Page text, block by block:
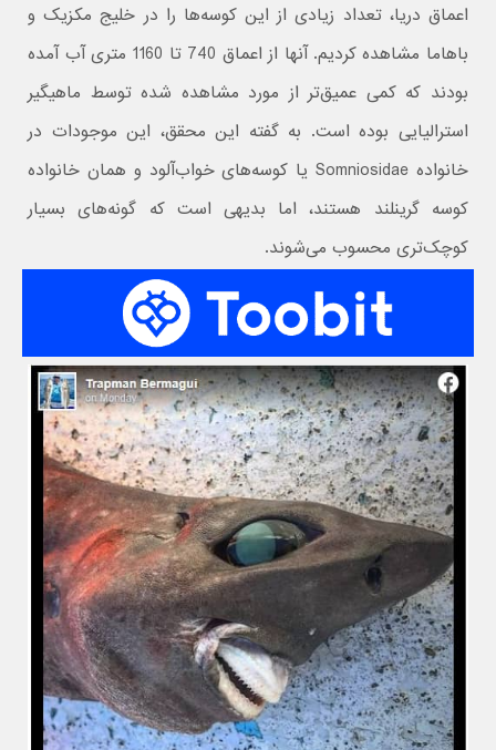
اعماق دریا، تعداد زیادی از این کوسه‌ها را در خلیج مکزیک و
باهاما مشاهده کردیم. آنها از اعماق 740 تا 1160 متری آب آمده
بودند که کمی عمیق‌تر از مورد مشاهده شده توسط ماهیگیر
استرالیایی بوده است. به گفته این محقق، این موجودات در
خانواده Somniosidae یا کوسه‌های خواب‌آلود و همان خانواده
کوسه گرینلند هستند، اما بدیهی است که گونه‌های بسیار
کوچک‌تری محسوب می‌شوند.